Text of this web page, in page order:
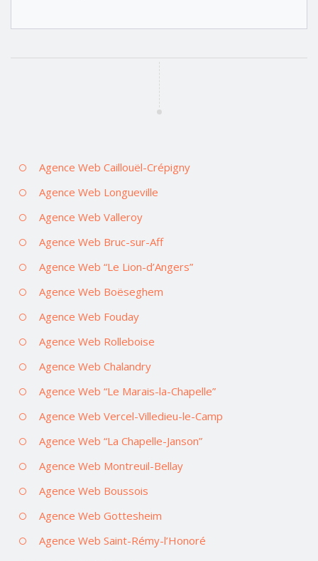
Agence Web Caillouël-Crépigny
Agence Web Longueville
Agence Web Valleroy
Agence Web Bruc-sur-Aff
Agence Web “Le Lion-d’Angers”
Agence Web Boëseghem
Agence Web Fouday
Agence Web Rolleboise
Agence Web Chalandry
Agence Web “Le Marais-la-Chapelle”
Agence Web Vercel-Villedieu-le-Camp
Agence Web “La Chapelle-Janson”
Agence Web Montreuil-Bellay
Agence Web Boussois
Agence Web Gottesheim
Agence Web Saint-Rémy-l’Honoré